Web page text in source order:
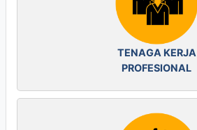
TENAGA KERJA
PROFESIONAL